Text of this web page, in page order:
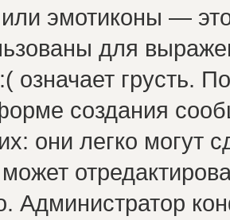
эмотиконы —
для
означает грусть.
создания
они легко могут
Администратор